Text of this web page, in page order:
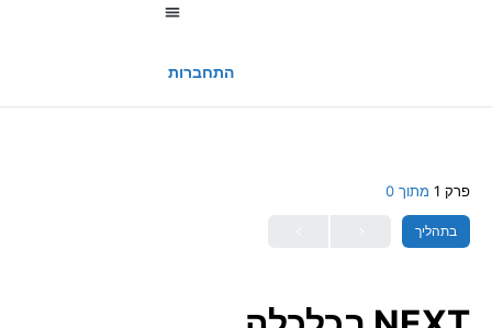
התחברות
פרק 1 מתוך 0
בתהליך